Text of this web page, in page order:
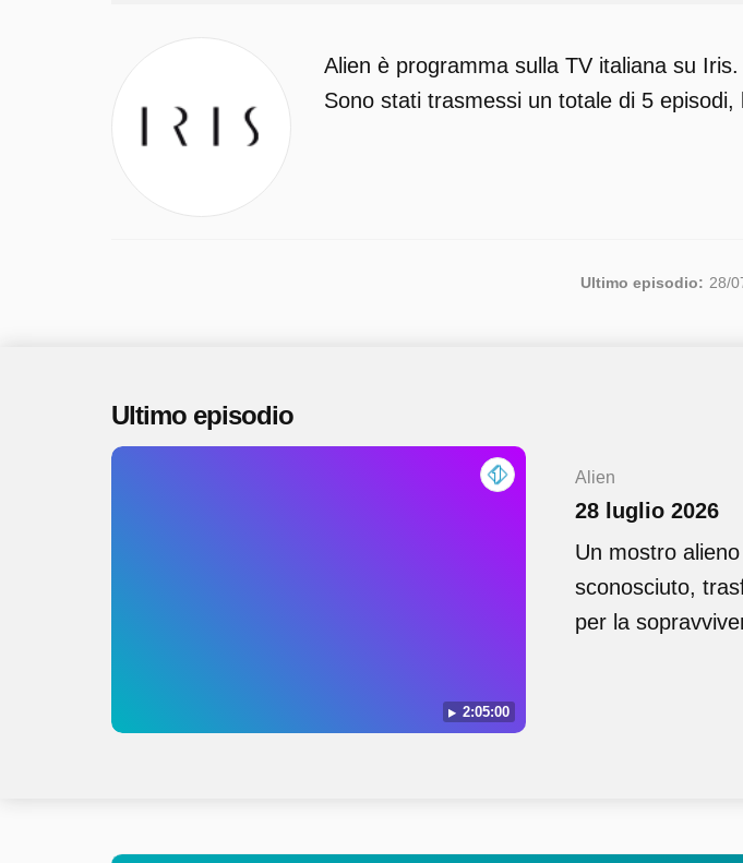
Alien è programma sulla TV italiana su
Sono stati trasmessi un totale di 5 episodi,
Ultimo episodio: 28/
Ultimo episodio
2:05:00
Alien
28 luglio 2026
Un mostro
sconosciuto,
per la